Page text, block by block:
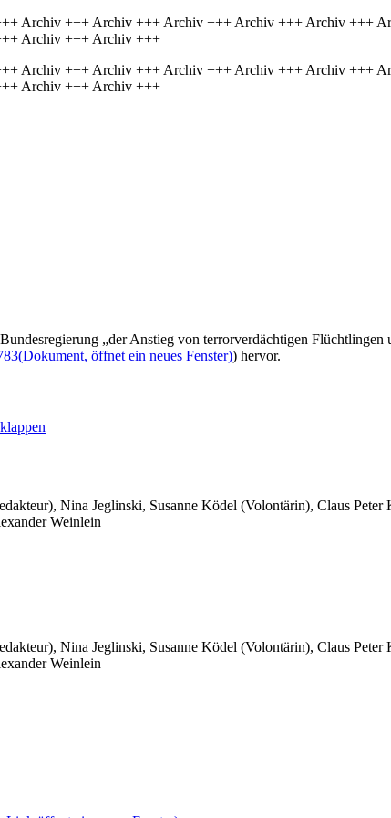
Archiv +++ Archiv +++ Archiv +++ Archiv +++ Archiv +++
Archiv +++ Archiv +++
Archiv +++ Archiv +++ Archiv +++ Archiv +++ Archiv +++
Archiv +++ Archiv +++
„der Anstieg von terrorverdächtigen
(Dokument, öffnet ein neues Fenster)) hervor.
Nina Jeglinski, Susanne Ködel (Volontärin), Claus Peter
Weinlein
Nina Jeglinski, Susanne Ködel (Volontärin), Claus Peter
Weinlein